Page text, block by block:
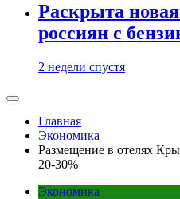
Раскрыта
россиян с
2 недели спустя
Главная
Экономика
Размещение в отелях
20-30%
Экономика